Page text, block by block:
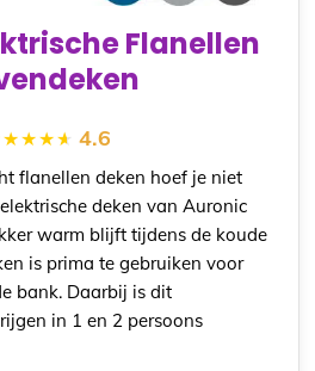
Flanellen
4.6
flanellen deken hoef je niet
deken van Auronic
warm blijft tijdens de koude
is prima te gebruiken voor
bank. Daarbij is dit
in 1 en 2 persoons